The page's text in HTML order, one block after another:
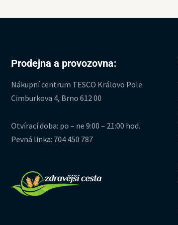
Prodejna a provozovna:
Nákupní centrum TESCO Královo Pole
Cimburkova 4, Brno 612 00
Otvírací doba: po – ne 9:00 – 21:00 hod.
Pevná linka: 704 450 787